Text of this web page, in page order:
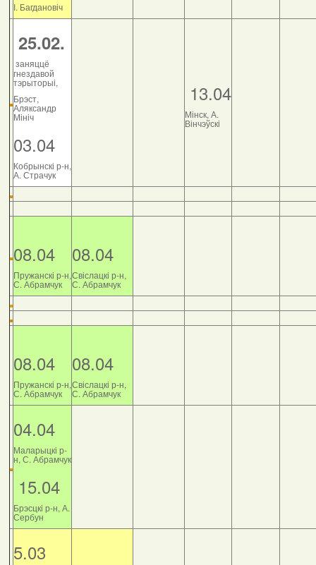
І. Багдановіч
25.02.
заняццё
гнездавой
тэрыторыі,
Брэст,
Аляксандр
Мініч
03.04
Кобрынскі р-н,
А. Страчук
13.04
Мінск, А.
Вінчэўскі
08.04
Пружанскі р-н,
С. Абрамчук
08.04
Свіслацкі р-н,
С. Абрамчук
08.04
Пружанскі р-н,
С. Абрамчук
08.04
Свіслацкі р-н,
С. Абрамчук
04.04
Маларыцкі р-
н, С. Абрамчук
15.04
Брэсцкі р-н, А.
Сербун
5.03